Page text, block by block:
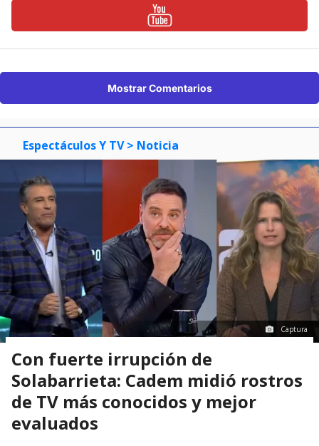
Mostrar Comentarios
Espectáculos Y TV > Noticia
Captura
Con fuerte irrupción de
Solabarrieta: Cadem midió rostros
de TV más conocidos y mejor
evaluados